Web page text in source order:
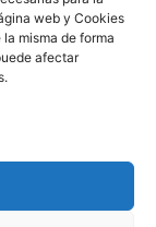
web y Cookies
misma de forma
afectar
Reserved